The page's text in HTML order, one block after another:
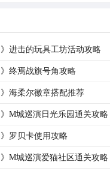
》进击的玩具工坊活动攻略
》终焉战旗号角攻略
》海柔尔徽章搭配推荐
》M城巡演日光乐园通关攻略
》罗贝卡使用攻略
》M城巡演爱猫社区通关攻略